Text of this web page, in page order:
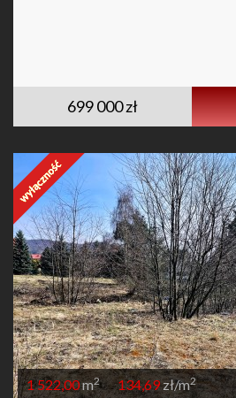
699 000 zł
1 522,00m2 134,69zł/m2